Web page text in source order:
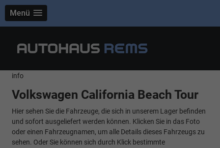
Menü
info
Volkswagen California Beach Tour
Hier sehen Sie die Fahrzeuge, die sich in unserem Lager befinden
und sofort ausgeliefert werden können. Klicken Sie in das Foto
oder einen Fahrzeugnamen, um alle Details dieses Fahrzeugs zu
sehen. Oder Sie können sich durch Klick bestimmte